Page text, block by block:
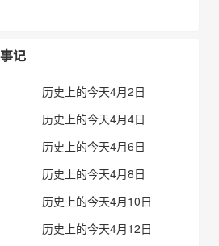
记
历史上的今天4月2日
历史上的今天4月4日
历史上的今天4月6日
历史上的今天4月8日
历史上的今天4月10日
历史上的今天4月12日